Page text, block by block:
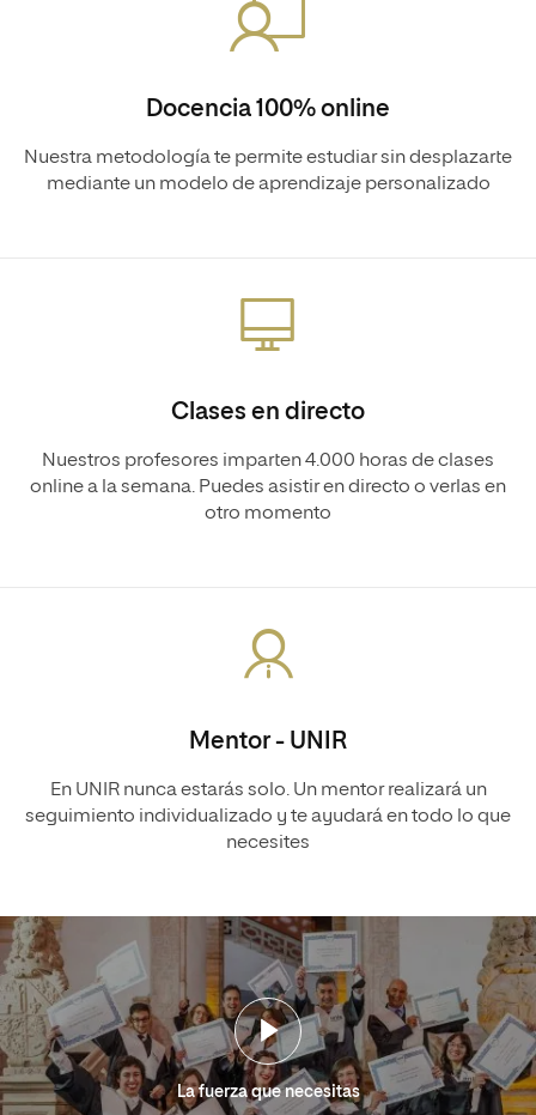
Docencia 100% online
Nuestra metodología te permite estudiar sin desplazarte
mediante un modelo de aprendizaje personalizado
Clases en directo
Nuestros profesores imparten 4.000 horas de clases
online a la semana. Puedes asistir en directo o verlas en
otro momento
Mentor - UNIR
En UNIR nunca estarás solo. Un mentor realizará un
seguimiento individualizado y te ayudará en todo lo que
necesites
La fuerza que necesitas